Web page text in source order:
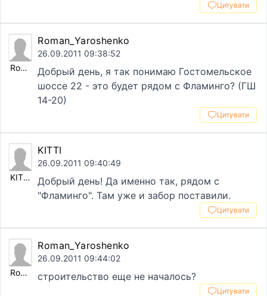
Цитувати
Roman_Yaroshenko
Roman_Yaroshenko
26.09.2011 09:38:52
Добрый день, я так понимаю Гостомельское
шоссе 22 - это будет рядом с Фламинго? (ГШ
14-20)
Цитувати
KITTI
KITTI
26.09.2011 09:40:49
Добрый день! Да именно так, рядом с
"Фламинго". Там уже и забор поставили.
Цитувати
Roman_Yaroshenko
Roman_Yaroshenko
26.09.2011 09:44:02
строительство еще не началось?
Цитувати